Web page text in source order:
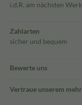
i.d.R. am nächsten
Zahlarten
sicher und bequem
Bewerte uns
Vertraue unserem